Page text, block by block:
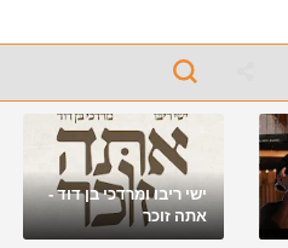
ישי ריבו ומרדכי בן דוד -
אתה זוכר